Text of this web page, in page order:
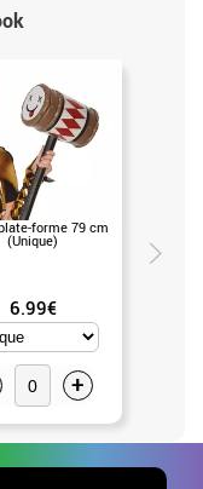
forme 79 cm
(Unique)
6.99€
+